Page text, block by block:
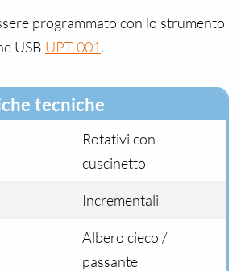
programmato con lo strumento
USB UPT-001.
tecniche
Rotativi con
cuscinetto
Incrementali
Albero cieco /
passante